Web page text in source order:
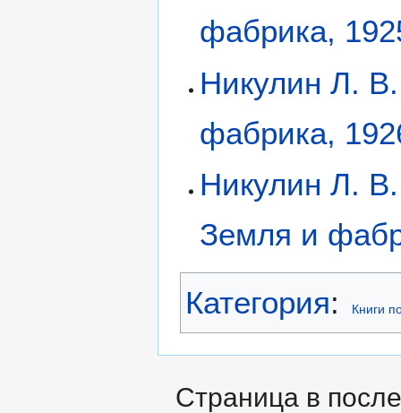
фабрика,
Никулин Л.
фабрика,
Никулин Л.
Земля и
Категория: Книги
Страница в